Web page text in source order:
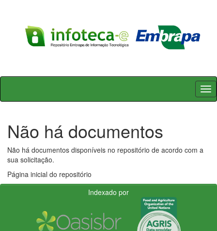
Skip
Não há documentos
Não há documentos disponíveis no repositório de acordo com a
sua solicitação.
Página inicial do repositório
Indexado por